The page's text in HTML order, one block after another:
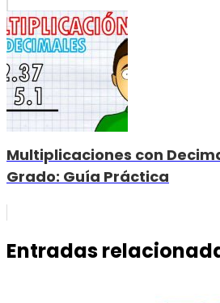
Multiplicaciones con
Grado: Guía Práctica
Entradas